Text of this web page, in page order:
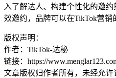
入了解达人、构建个性化的邀
效邀约，品牌可以在TikTok营销
版权声明：
作者：TikTok-达秘
链接：https://
文章版权归作者所有，未经允许